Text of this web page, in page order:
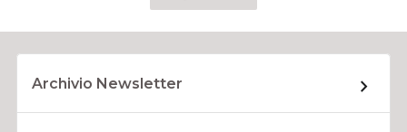
Archivio Newsletter